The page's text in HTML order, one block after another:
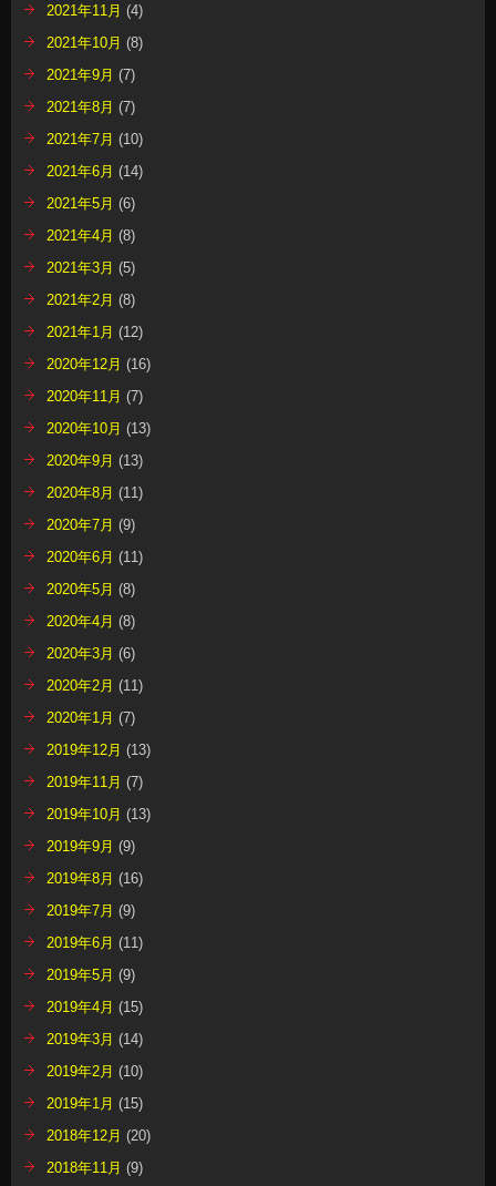
2021年11月 (4)
2021年10月 (8)
2021年9月 (7)
2021年8月 (7)
2021年7月 (10)
2021年6月 (14)
2021年5月 (6)
2021年4月 (8)
2021年3月 (5)
2021年2月 (8)
2021年1月 (12)
2020年12月 (16)
2020年11月 (7)
2020年10月 (13)
2020年9月 (13)
2020年8月 (11)
2020年7月 (9)
2020年6月 (11)
2020年5月 (8)
2020年4月 (8)
2020年3月 (6)
2020年2月 (11)
2020年1月 (7)
2019年12月 (13)
2019年11月 (7)
2019年10月 (13)
2019年9月 (9)
2019年8月 (16)
2019年7月 (9)
2019年6月 (11)
2019年5月 (9)
2019年4月 (15)
2019年3月 (14)
2019年2月 (10)
2019年1月 (15)
2018年12月 (20)
2018年11月 (9)